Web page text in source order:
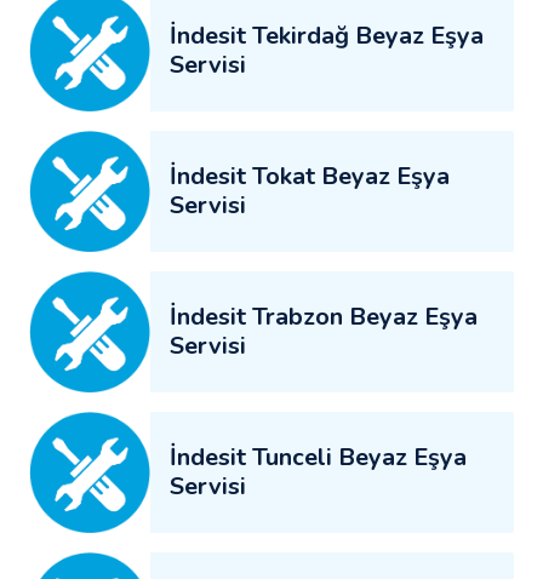
İndesit Tekirdağ Beyaz Eşya
Servisi
İndesit Tokat Beyaz Eşya
Servisi
İndesit Trabzon Beyaz Eşya
Servisi
İndesit Tunceli Beyaz Eşya
Servisi